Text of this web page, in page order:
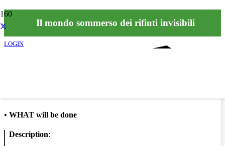
LOGIN
Il mondo sommerso dei rifiuti invisibili
• WHAT will be done
Description: